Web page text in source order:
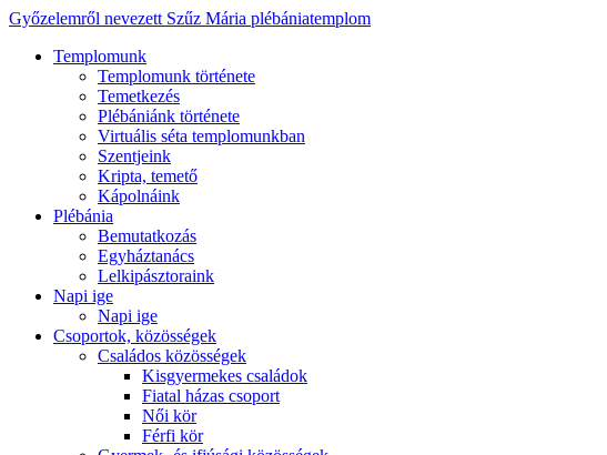
Győzelemről nevezett Szűz Mária plébániatemplom
Templomunk
Templomunk története
Temetkezés
Plébániánk története
Virtuális séta templomunkban
Szentjeink
Kripta, temető
Kápolnáink
Plébánia
Bemutatkozás
Egyháztanács
Lelkipásztoraink
Napi ige
Napi ige
Csoportok, közösségek
Családos közösségek
Kisgyermekes családok
Fiatal házas csoport
Női kör
Férfi kör